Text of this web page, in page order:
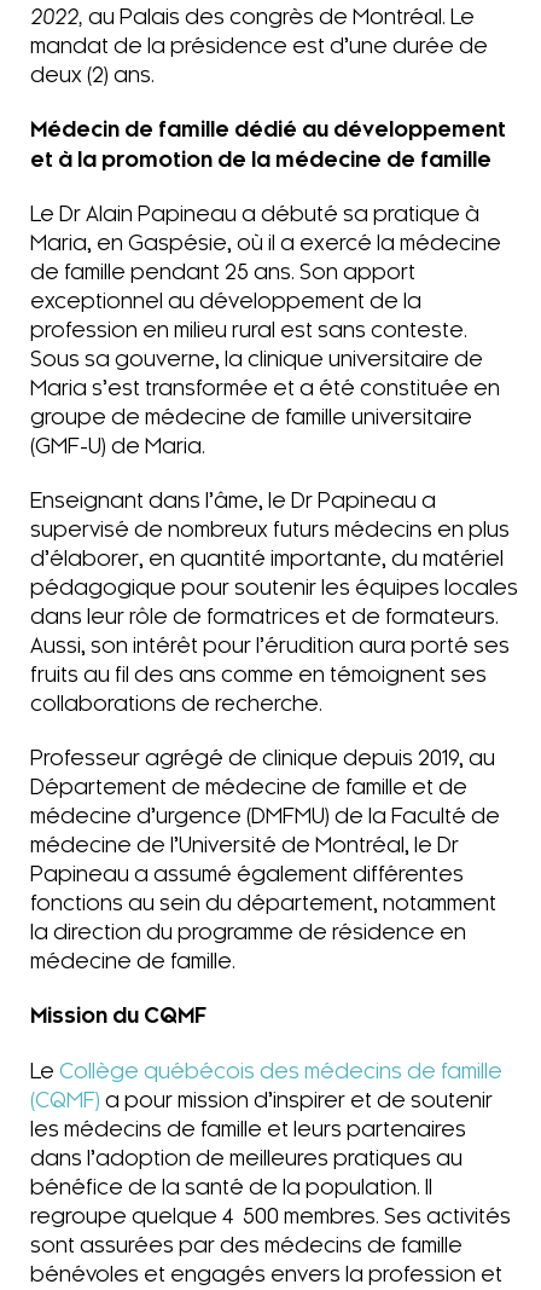
2022, au Palais des congrès de Montréal. Le
mandat de la présidence est d’une durée de
deux (2) ans.
Médecin de famille dédié au développement
et à la promotion de la médecine de famille
Le Dr Alain Papineau a débuté sa pratique à
Maria, en Gaspésie, où il a exercé la médecine
de famille pendant 25 ans. Son apport
exceptionnel au développement de la
profession en milieu rural est sans conteste.
Sous sa gouverne, la clinique universitaire de
Maria s’est transformée et a été constituée en
groupe de médecine de famille universitaire
(GMF-U) de Maria.
Enseignant dans l’âme, le Dr Papineau a
supervisé de nombreux futurs médecins en plus
d’élaborer, en quantité importante, du matériel
pédagogique pour soutenir les équipes locales
dans leur rôle de formatrices et de formateurs.
Aussi, son intérêt pour l’érudition aura porté ses
fruits au fil des ans comme en témoignent ses
collaborations de recherche.
Professeur agrégé de clinique depuis 2019, au
Département de médecine de famille et de
médecine d’urgence (DMFMU) de la Faculté de
médecine de l’Université de Montréal, le Dr
Papineau a assumé également différentes
fonctions au sein du département, notamment
la direction du programme de résidence en
médecine de famille.
Mission du CQMF
Le Collège québécois des médecins de famille
(CQMF) a pour mission d’inspirer et de soutenir
les médecins de famille et leurs partenaires
dans l’adoption de meilleures pratiques au
bénéfice de la santé de la population. Il
regroupe quelque 4 500 membres. Ses activités
sont assurées par des médecins de famille
bénévoles et engagés envers la profession et